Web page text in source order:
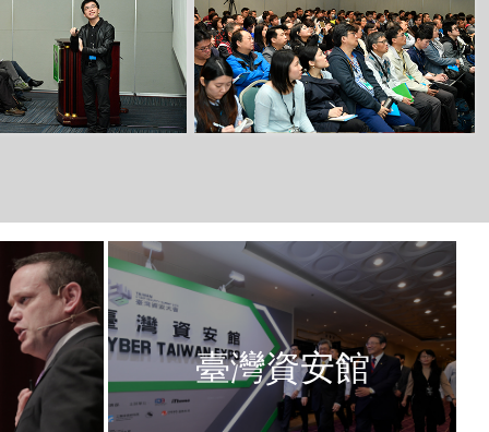
臺灣資安館